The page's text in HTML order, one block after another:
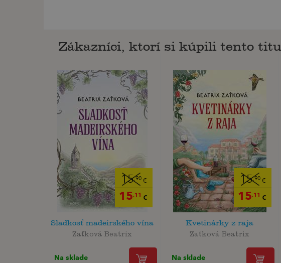
Zákazníci, ktorí si kúpili tento
15,90 €
15,11 €
Sladkosť madeirského vína
Zaťková Beatrix
Na sklade
15,90 €
15,11 €
Kvetinárky z raja
Zaťková Beatrix
Na sklade